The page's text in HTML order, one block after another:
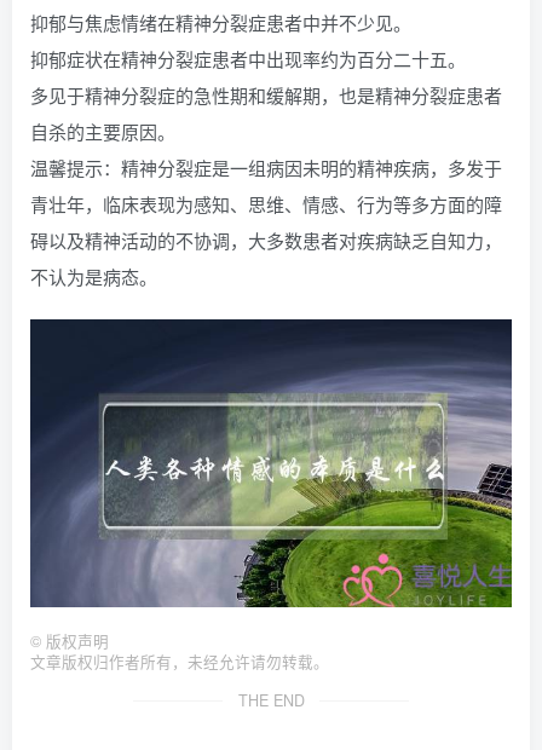
抑郁与焦虑情绪在精神分裂症患者中并不少见。
抑郁症状在精神分裂症患者中出现率约为百分二十五。
多见于精神分裂症的急性期和缓解期，也是精神分裂症患者
自杀的主要原因。
温馨提示：精神分裂症是一组病因未明的精神疾病，多发于
青壮年，临床表现为感知、思维、情感、行为等多方面的障
碍以及精神活动的不协调，大多数患者对疾病缺乏自知力，
不认为是病态。
© 版权声明
文章版权归作者所有，未经允许请勿转载。
THE END